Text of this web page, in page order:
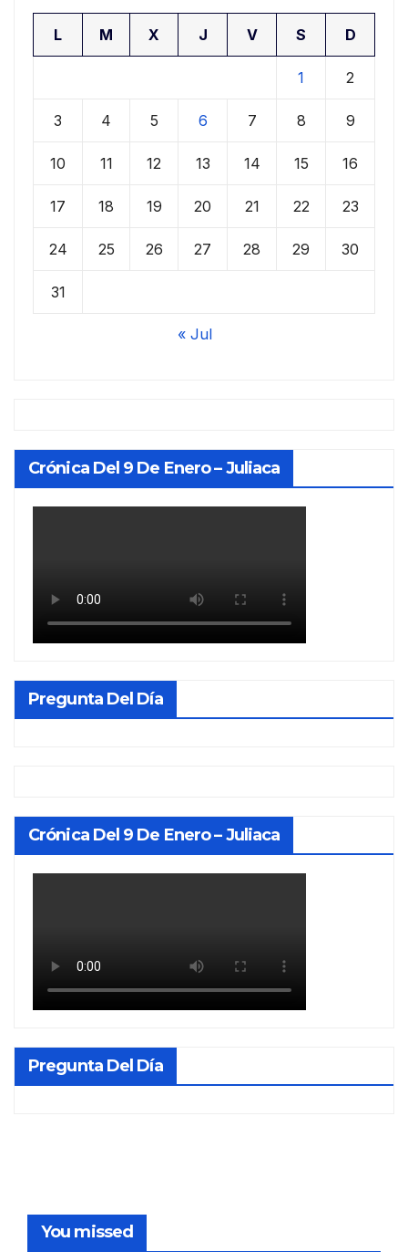
L M X J V S D
1 2
3 4 5 6 7 8 9
10 11 12 13 14 15 16
17 18 19 20 21 22 23
24 25 26 27 28 29 30
31
« Jul
Crónica Del 9 De Enero – Juliaca
Pregunta Del Día
Crónica Del 9 De Enero – Juliaca
Pregunta Del Día
You missed